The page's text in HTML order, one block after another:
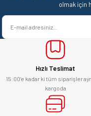
olmak için
Hızlı Teslimat
15:00’e kadar ki tüm siparişler
kargoda